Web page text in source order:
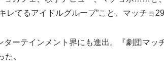
レてるアイドルグループ”こと、マッチョ29
ーテインメント界にも進出。『劇団マッ
。